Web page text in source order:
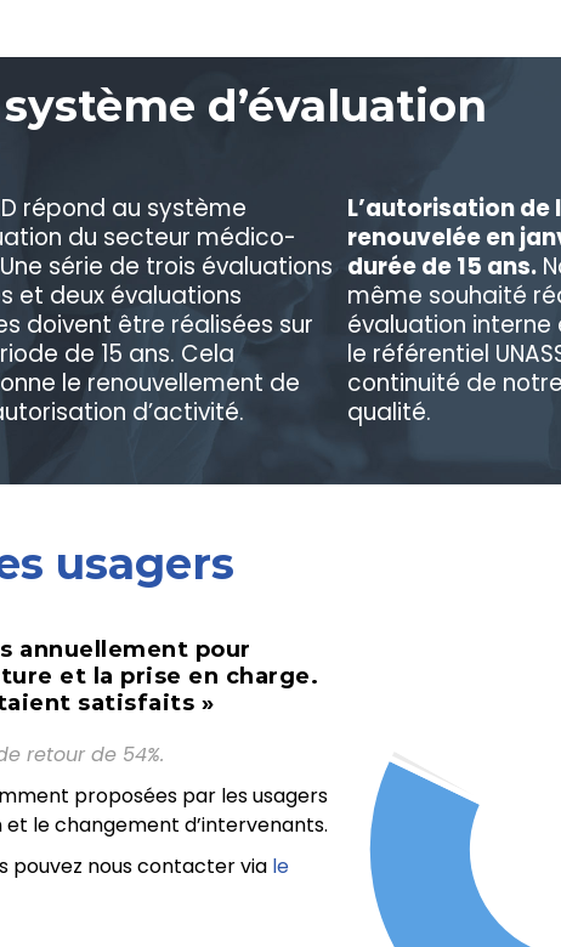
d’évaluation
répond au système
du secteur médico-
série de trois évaluations
et deux évaluations
doivent être réalisées sur
de 15 ans. Cela
le renouvellement de
d’activité.
L’autorisation de
renouvelée en
durée de 15 ans.
même souhaité
évaluation interne
le référentiel
continuité de
qualité.
usagers
annuellement pour
et la prise en charge.
satisfaits »
retour de 54%.
proposées par les usagers
le changement d’intervenants.
pouvez nous contacter via le